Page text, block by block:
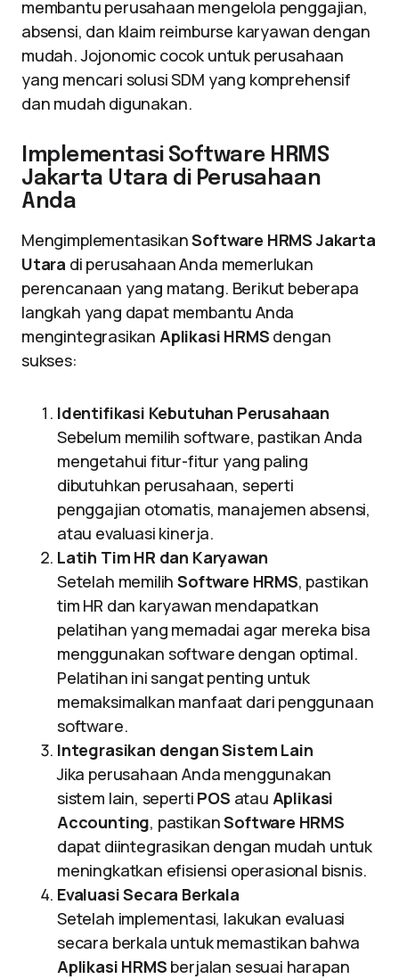
membantu perusahaan mengelola penggajian,
absensi, dan klaim reimburse karyawan dengan
mudah. Jojonomic cocok untuk perusahaan
yang mencari solusi SDM yang komprehensif
dan mudah digunakan.
Implementasi Software HRMS
Jakarta Utara di Perusahaan
Anda
MengimplementasikanSoftware HRMS Jakarta
Utara di perusahaan Anda memerlukan
perencanaan yang matang. Berikut beberapa
langkah yang dapat membantu Anda
mengintegrasikan Aplikasi HRMS dengan
sukses:
Identifikasi Kebutuhan Perusahaan
Sebelum memilih software, pastikan Anda
mengetahui fitur-fitur yang paling
dibutuhkan perusahaan, seperti
penggajian otomatis, manajemen absensi,
atau evaluasi kinerja.
Latih Tim HR dan Karyawan
Setelah memilihSoftware HRMS, pastikan
tim HR dan karyawan mendapatkan
pelatihan yang memadai agar mereka bisa
menggunakan software dengan optimal.
Pelatihan ini sangat penting untuk
memaksimalkan manfaat dari penggunaan
software.
Integrasikan dengan Sistem Lain
Jika perusahaan Anda menggunakan
sistem lain, seperti POS atau Aplikasi
Accounting, pastikanSoftware HRMS
dapat diintegrasikan dengan mudah untuk
meningkatkan efisiensi operasional bisnis.
Evaluasi Secara Berkala
Setelah implementasi, lakukan evaluasi
secara berkala untuk memastikan bahwa
Aplikasi HRMS berjalan sesuai harapan